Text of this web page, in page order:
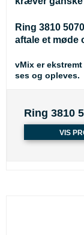
Ring 3810
aftale et møde
vMix er
ses og opleves.
Ring 3810
VIS